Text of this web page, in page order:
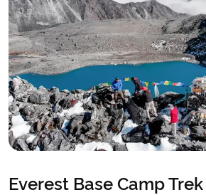
Everest Base Camp